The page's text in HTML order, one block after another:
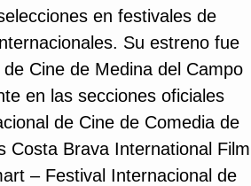
en festivales de
Su estreno fue
Cine de Medina del Campo
en las secciones oficiales
de Cine de Comedia de
Costa Brava International Film
– Festival Internacional de